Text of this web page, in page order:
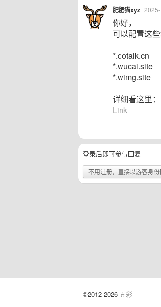
肥肥猫xyz
你好，
可以配置这
*.dotalk.cn
*.wucai.site
*.wimg.site
详细看这里：
Link
登录后即可参与回复
不用注册，直接以游客身份
©2012-2026 五彩